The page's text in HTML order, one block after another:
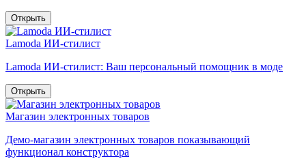
Открыть
Lamoda ИИ-стилист
Lamoda ИИ-стилист: Ваш персональный помощник в моде
Открыть
Магазин электронных товаров
Демо-магазин электронных товаров показывающий
функционал конструктора